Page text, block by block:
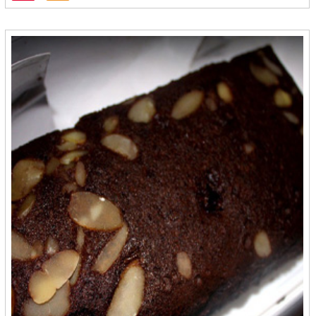
Batik Kecepit - Cilacap
Bebek HT - Surabaya
Berkah - Bontang
Berkah - Medan
Bersahaja - Cilegon
Bigost - Bandung
Bluder Metro - Madiun
Bolu Gulung Ridho - Banjarbaru
Bolu Kambu - Makasar
Bolu Kampung Ika La Iya - Medan
Bolu Salak Kenanga - Medan
Bolu Wijaya - Mojokerto
Bonles Frozenfood - Bontang
Bonting Dzakwani Food - Balikpapan
Borneo Bumun - Banjarbaru
BPK ANAS
BreadNaku - Purwakarta